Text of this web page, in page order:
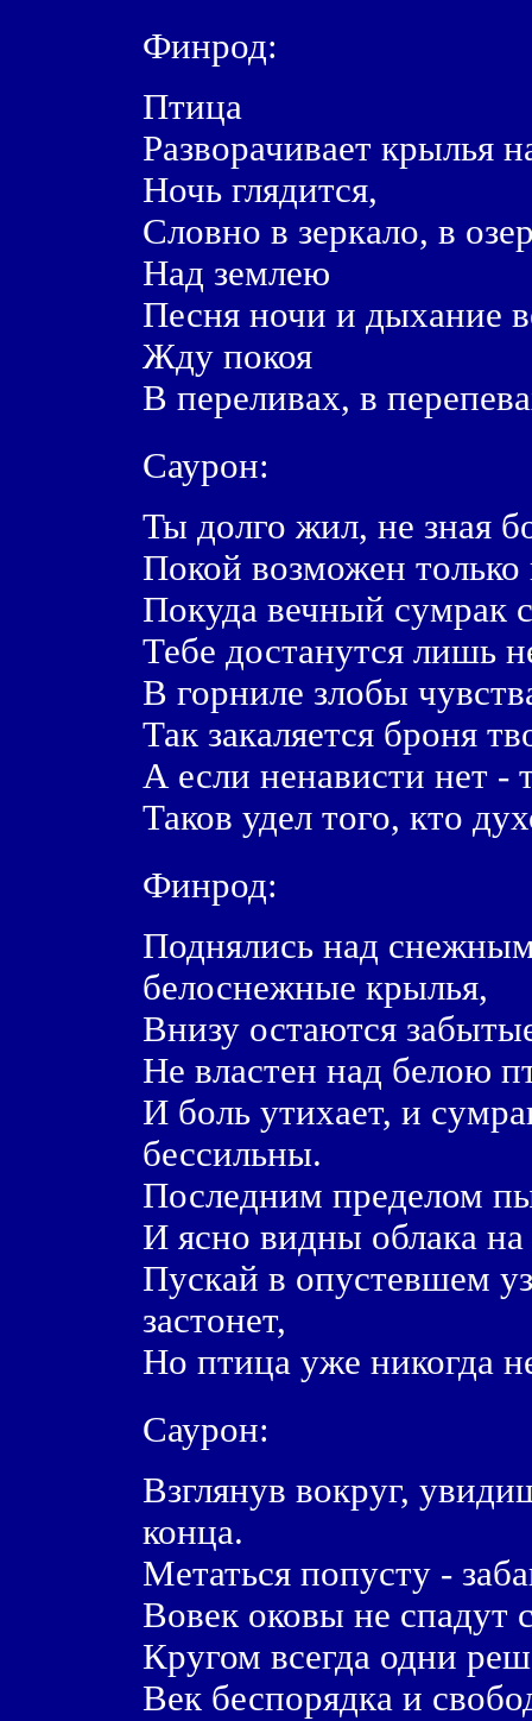
Финрод:
Птица
Разворачивает крылья
Ночь глядится,
Словно в зеркало, в
Над землею
Песня ночи и дыхание
Жду покоя
В переливах, в
Саурон:
Ты долго жил, не зная
Покой возможен только
Покуда вечный сумрак
Тебе достанутся лишь
В горниле злобы
Так закаляется броня
А если ненависти нет -
Таков удел того, кто
Финрод:
Поднялись над
белоснежные крылья,
Внизу остаются
Не властен над белою
И боль утихает, и
бессильны.
Последним пределом
И ясно видны облака
Пускай в опустевшем
застонет,
Но птица уже никогда
Саурон:
Взглянув вокруг,
конца.
Метаться попусту -
Вовек оковы не спадут
Кругом всегда одни
Век беспорядка и